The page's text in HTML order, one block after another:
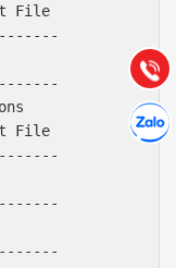
File
File
Gọi
Hướng dẫn & Hỗ trợ:
(028) 22.166.144
Chát
Hợp tác